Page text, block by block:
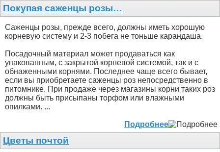
Покупая саженцы розы…
Саженцы розы, прежде всего, должны иметь хорошую
корневую систему и 2-3 побега не тоньше карандаша.
Посадочный материал может продаваться как
упакованным, с закрытой корневой системой, так и с
обнаженными корнями. Последнее чаще всего бывает,
если вы приобретаете саженцы роз непосредственно в
питомнике. При продаже через магазины корни таких роз
должны быть присыпаны торфом или влажными
опилками. ...
Подробнее
Цветы почтой